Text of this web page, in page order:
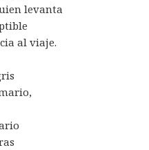
levanta
al viaje.